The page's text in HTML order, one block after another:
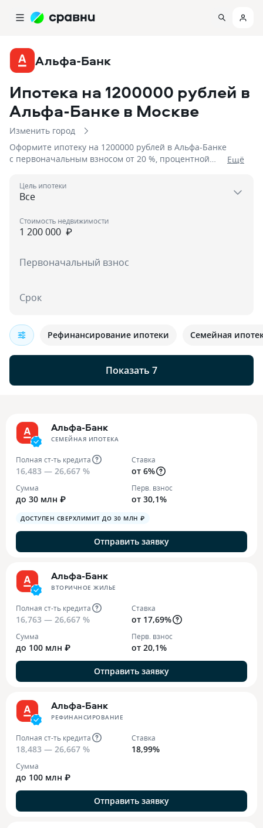
Альфа-Банк
Ипотека на 1200000 рублей в
Альфа-Банке в Москве
Изменить город
Оформите ипотеку на 1200000 рублей в Альфа-Банке
с первоначальным взносом от 20 %, процентной
Eщё
Цель ипотеки
₽
Стоимость недвижимости
Первоначальный взнос
Срок
Показать 7
Рефинансирование ипотеки Семейная
Альфа-Банк
СЕМЕЙНАЯ ИПОТЕКА
Полная ст-ть кредита
16,483 — 26,667 %
Ставка
от 6%
Сумма
до 30 млн ₽
Перв. взнос
от 30,1%
ДОСТУПЕН СВЕРХЛИМИТ ДО 30 МЛН ₽
Отправить заявку
Альфа-Банк
ВТОРИЧНОЕ ЖИЛЬЕ
Полная ст-ть кредита
16,763 — 26,667 %
Ставка
от 17,69%
Сумма
до 100 млн ₽
Перв. взнос
от 20,1%
Отправить заявку
Альфа-Банк
РЕФИНАНСИРОВАНИЕ
Полная ст-ть кредита
18,483 — 26,667 %
Ставка
18,99%
Сумма
до 100 млн ₽
Отправить заявку